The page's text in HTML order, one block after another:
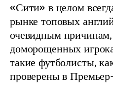
«Сити» в целом
рынке топовых
очевидным
доморощенных
такие футболисты,
проверены в